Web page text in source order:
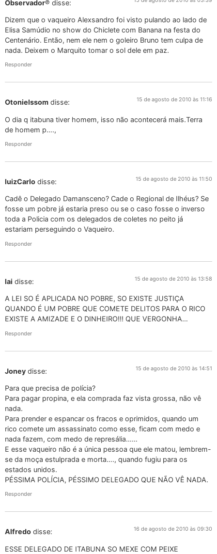
Observador℗ disse:
Dizem que o vaqueiro Alexsandro foi visto pulando ao lado de
Elisa Samúdio no show do Chiclete com Banana na festa do
Centenário. Então, nem ele nem o goleiro Bruno tem culpa de
nada. Deixem o Marquito tomar o sol dele em paz.
Responder
Otonielssom disse: 15 de agosto de 2010 às 11:16
O dia q itabuna tiver homem, isso não acontecerá mais.Terra
de homem p….,
Responder
luizCarlo disse: 15 de agosto de 2010 às 11:50
Cadê o Delegado Damansceno? Cade o Regional de Ilhéus? Se
fosse um pobre já estaria preso ou se o caso fosse o inverso
toda a Policia com os delegados de coletes no peito já
estariam perseguindo o Vaqueiro.
Responder
lai disse: 15 de agosto de 2010 às 13:58
A LEI SO É APLICADA NO POBRE, SO EXISTE JUSTIÇA
QUANDO É UM POBRE QUE COMETE DELITOS PARA O RICO
EXISTE A AMIZADE E O DINHEIRO!!! QUE VERGONHA…
Responder
Joney disse: 15 de agosto de 2010 às 14:51
Para que precisa de polícia?
Para pagar propina, e ela comprada faz vista grossa, não vê
nada.
Para prender e espancar os fracos e oprimidos, quando um
rico comete um assassinato como esse, ficam com medo e
nada fazem, com medo de represália……
E esse vaqueiro não é a única pessoa que ele matou, lembrem-
se da moça estulprada e morta…., quando fugiu para os
estados unidos.
PÉSSIMA POLÍCIA, PÉSSIMO DELEGADO QUE NÃO VÊ NADA.
Responder
Alfredo disse: 16 de agosto de 2010 às 09:30
ESSE DELEGADO DE ITABUNA SO MEXE COM PEIXE